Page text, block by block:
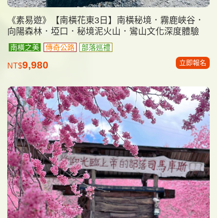
《素易遊》【南橫花東3日】南橫秘境．霧鹿峽谷．
向陽森林．埡口．秘境泥火山．鸞山文化深度體驗
南橫之美 傳奇公路 部落巡禮
NT$9,980 立即報名